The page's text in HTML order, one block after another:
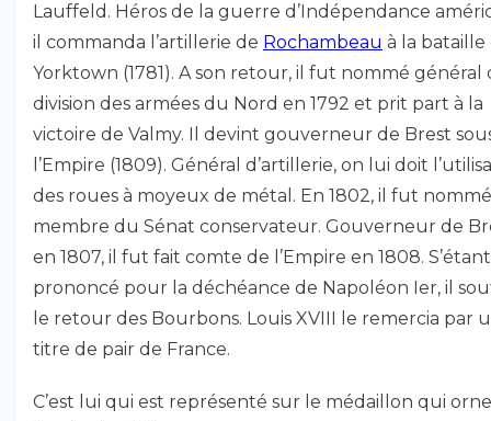
Lauffeld. Héros de la guerre d’Indépendance
il commanda l’artillerie de Rochambeau à la bataille
Yorktown (1781). A son retour, il fut nommé général
division des armées du Nord en 1792 et prit part à la
victoire de Valmy. Il devint gouverneur de Brest
l’Empire (1809). Général d’artillerie, on lui doit
des roues à moyeux de métal. En 1802, il fut nommé
membre du Sénat conservateur. Gouverneur de
en 1807, il fut fait comte de l’Empire en 1808. S’étant
prononcé pour la déchéance de Napoléon Ier, il
le retour des Bourbons. Louis XVIII le remercia par
titre de pair de France.
C’est lui qui est représenté sur le médaillon qui